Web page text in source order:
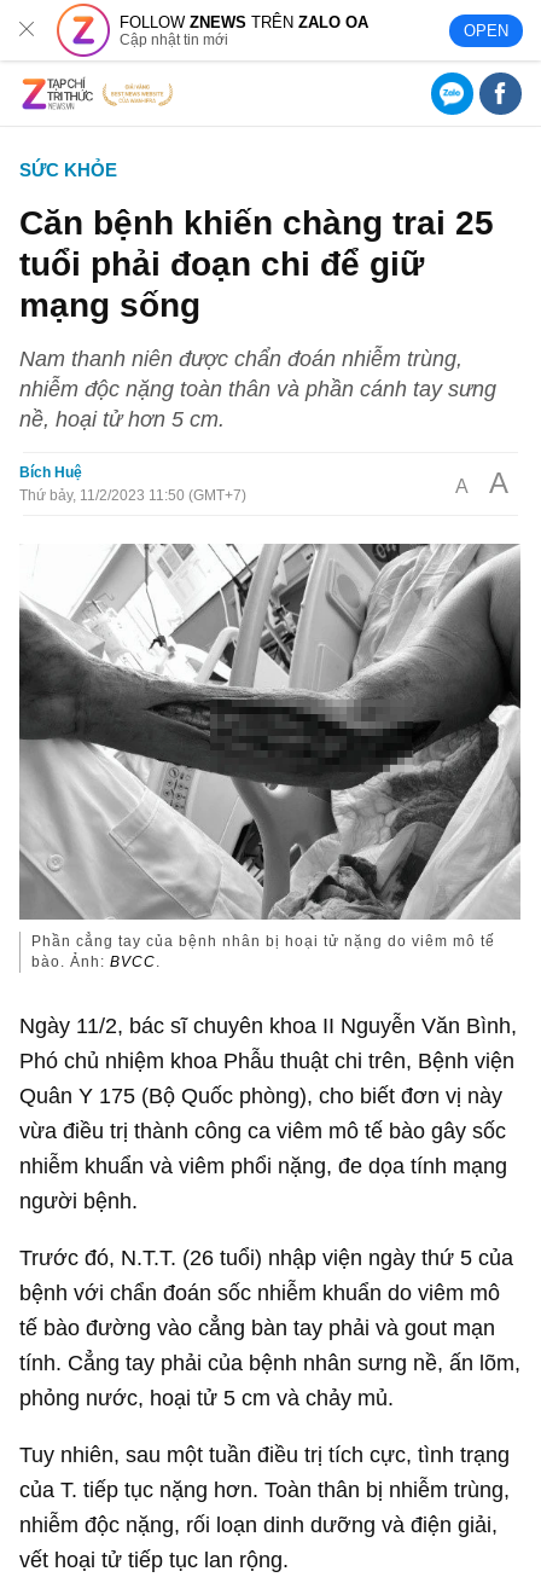
FOLLOWZNEWS TRÊNZALO OA
Cập nhật tin mới OPEN
SỨC KHỎE
Căn bệnh khiến chàng trai 25
tuổi phải đoạn chi để giữ
mạng sống
Nam thanh niên được chẩn đoán nhiễm trùng,
nhiễm độc nặng toàn thân và phần cánh tay sưng
nề, hoại tử hơn 5 cm.
Bích Huệ
Thứ bảy, 11/2/2023 11:50 (GMT+7)
A A
Phần cẳng tay của bệnh nhân bị hoại tử nặng do viêm mô tế
bào. Ảnh:BVCC.
Ngày 11/2, bác sĩ chuyên khoa II Nguyễn Văn Bình,
Phó chủ nhiệm khoa Phẫu thuật chi trên, Bệnh viện
Quân Y 175 (Bộ Quốc phòng), cho biết đơn vị này
vừa điều trị thành công ca viêm mô tế bào gây sốc
nhiễm khuẩn và viêm phổi nặng, đe dọa tính mạng
người bệnh.
Trước đó, N.T.T. (26 tuổi) nhập viện ngày thứ 5 của
bệnh với chẩn đoán sốc nhiễm khuẩn do viêm mô
tế bào đường vào cẳng bàn tay phải và gout mạn
tính. Cẳng tay phải của bệnh nhân sưng nề, ấn lõm,
phỏng nước, hoại tử 5 cm và chảy mủ.
Tuy nhiên, sau một tuần điều trị tích cực, tình trạng
của T. tiếp tục nặng hơn. Toàn thân bị nhiễm trùng,
nhiễm độc nặng, rối loạn dinh dưỡng và điện giải,
vết hoại tử tiếp tục lan rộng.